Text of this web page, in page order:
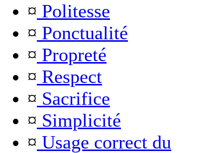
¤ Politesse
¤ Ponctualité
¤ Propreté
¤ Respect
¤ Sacrifice
¤ Simplicité
¤ Usage correct du